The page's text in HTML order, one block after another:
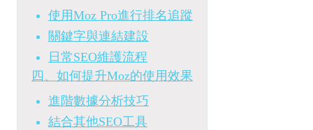
使用Moz Pro進行排名追蹤
關鍵字與連結建設
日常SEO維護流程
四、如何提升Moz的使用效果
進階數據分析技巧
結合其他SEO工具